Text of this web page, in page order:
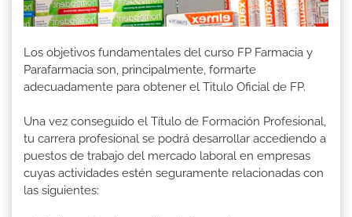
Los objetivos fundamentales del curso FP Farmacia y
Parafarmacia son, principalmente, formarte
adecuadamente para obtener el Titulo Oficial de FP.
Una vez conseguido el Título de Formación Profesional,
tu carrera profesional se podrá desarrollar accediendo a
puestos de trabajo del mercado laboral en empresas
cuyas actividades estén seguramente relacionadas con
las siguientes: